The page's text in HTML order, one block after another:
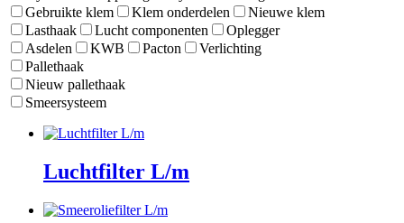
Gebruikte klem
Klem onderdelen
Nieuwe klem
Lasthaak
Lucht componenten
Oplegger
Asdelen
KWB Pacton
Verlichting
Pallethaak
Nieuw pallethaak
Smeersysteem
Luchtfilter L/m